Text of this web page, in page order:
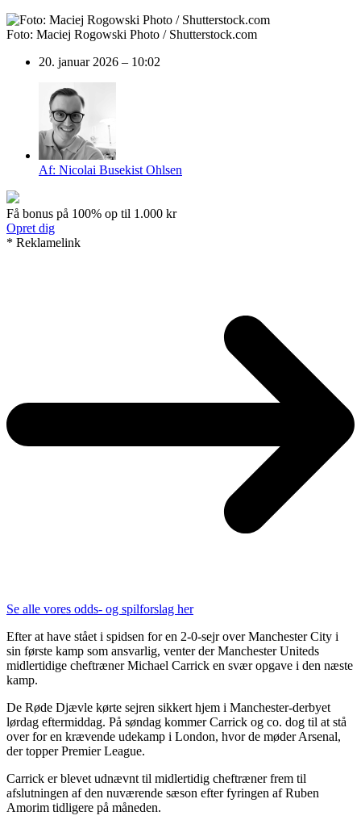
Foto: Maciej Rogowski Photo / Shutterstock.com
20. januar 2026 – 10:02
Af: Nicolai Busekist Ohlsen
Få bonus på 100% op til 1.000 kr
Opret dig
* Reklamelink
Se alle vores odds- og spilforslag her
Efter at have stået i spidsen for en 2-0-sejr over Manchester City i
sin første kamp som ansvarlig, venter der Manchester Uniteds
midlertidige cheftræner Michael Carrick en svær opgave i den næste
kamp.
De Røde Djævle kørte sejren sikkert hjem i Manchester-derbyet
lørdag eftermiddag. På søndag kommer Carrick og co. dog til at stå
over for en krævende udekamp i London, hvor de møder Arsenal,
der topper Premier League.
Carrick er blevet udnævnt til midlertidig cheftræner frem til
afslutningen af den nuværende sæson efter fyringen af Ruben
Amorim tidligere på måneden.